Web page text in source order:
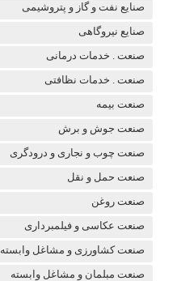
صنایع نفت و گاز و پتروشیمی
صنایع نیروگاهی
صنعت . خدمات درمانی
صنعت . خدمات نظافتی
صنعت بیمه
صنعت جوش و برش
صنعت چوب و نجاری و درودگری
صنعت حمل و نقل
صنعت روغن
صنعت عکاسی و فیلمبرداری
صنعت کشاورزی و مشاغل وابسته
صنعت مبلمان و مشاغل وابسته